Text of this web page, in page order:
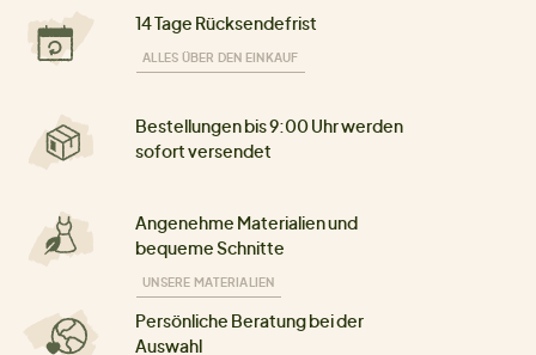
14 Tage Rücksendefrist
ALLES ÜBER DEN EINKAUF
Bestellungen bis 9:00 Uhr werden
sofort versendet
Angenehme Materialien und
bequeme Schnitte
UNSERE MATERIALIEN
Persönliche Beratung bei der
Auswahl